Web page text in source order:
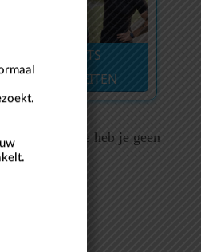
TICKETS
ACTIVITEITEN
zwemzone heb je geen